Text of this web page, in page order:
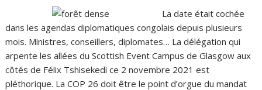
La date était cochée
dans les agendas diplomatiques congolais depuis plusieurs
mois. Ministres, conseillers, diplomates… La délégation qui
arpente les allées du Scottish Event Campus de Glasgow aux
côtés de Félix Tshisekedi ce 2 novembre 2021 est
pléthorique. La COP 26 doit être le point d’orgue du mandat